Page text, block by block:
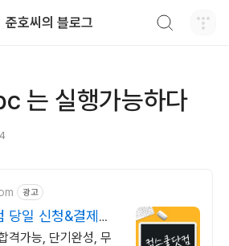
준호씨의 블로그
는 실행가능하다
광고
당일 신청&결제시
격가능, 단기완성, 무